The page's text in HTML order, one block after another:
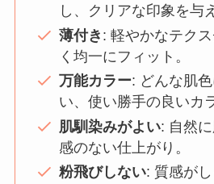
し、クリアな印象を与
薄付き : 軽やかなテク
く均一にフィット。
万能カラー: どんな肌
い、使い勝手の良いカ
肌馴染みがよい: 自然
感のない仕上がり。
粉飛びしない: 質感がし